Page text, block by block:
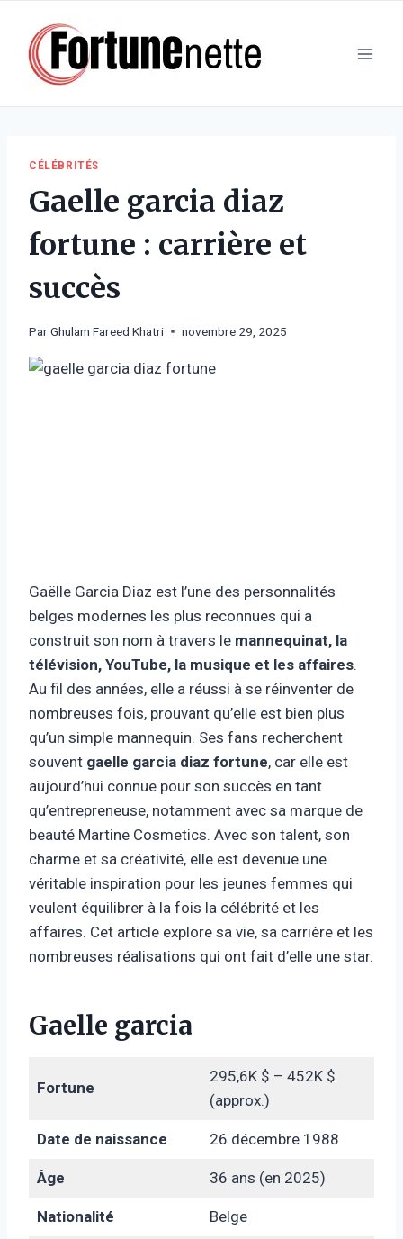
contenu
CÉLÉBRITÉS
Gaelle garcia diaz
fortune : carrière et
succès
ParGhulam Fareed Khatri novembre 29, 2025
Gaëlle Garcia Diaz est l’une des personnalités
belges modernes les plus reconnues qui a
construit son nom à travers le mannequinat, la
télévision, YouTube, la musique et les affaires.
Au fil des années, elle a réussi à se réinventer de
nombreuses fois, prouvant qu’elle est bien plus
qu’un simple mannequin. Ses fans recherchent
souvent gaelle garcia diaz fortune, car elle est
aujourd’hui connue pour son succès en tant
qu’entrepreneuse, notamment avec sa marque de
beauté Martine Cosmetics. Avec son talent, son
charme et sa créativité, elle est devenue une
véritable inspiration pour les jeunes femmes qui
veulent équilibrer à la fois la célébrité et les
affaires. Cet article explore sa vie, sa carrière et les
nombreuses réalisations qui ont fait d’elle une star.
Gaelle garcia
Fortune
295,6K $ – 452K $
(approx.)
Date de naissance 26 décembre 1988
Âge 36 ans (en 2025)
Nationalité Belge